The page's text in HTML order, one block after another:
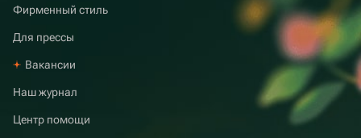
Фирменный стиль
Для прессы
Вакансии
Наш журнал
Центр помощи